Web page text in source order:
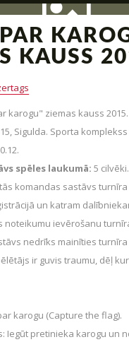
KAUSS
karogu" ziemas kauss 2015.
Sigulda. Sporta komplekss
spēles laukumā: 5 cilvēki.
komandas sastāvs
un katram
noteikumu ievērošanu
nedrīks mainīties
ir guvis traumu, dēļ
karogu (Capture the flag).
Iegūt pretinieka karogu un
PAR MUMS
ARSENĀLS
poligona
un jauni piedāvājumi –
ziņas.
jautājumus, atsauksmes